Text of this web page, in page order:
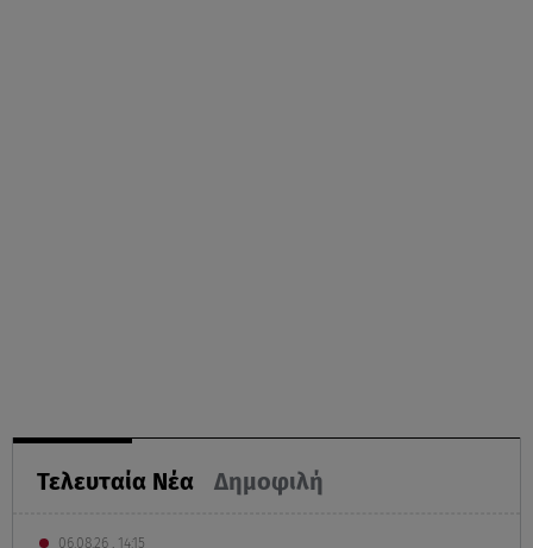
Τελευταία Νέα Δημοφιλή
06.08.26 , 14:15